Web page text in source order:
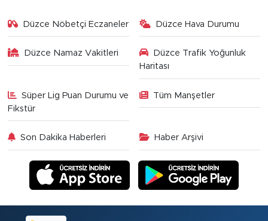
Düzce Nöbetçi Eczaneler Düzce Hava Durumu
Düzce Namaz Vakitleri
Düzce Trafik Yoğunluk
Haritası
Süper Lig Puan Durumu ve
Fikstür
Tüm Manşetler
Son Dakika Haberleri Haber Arşivi